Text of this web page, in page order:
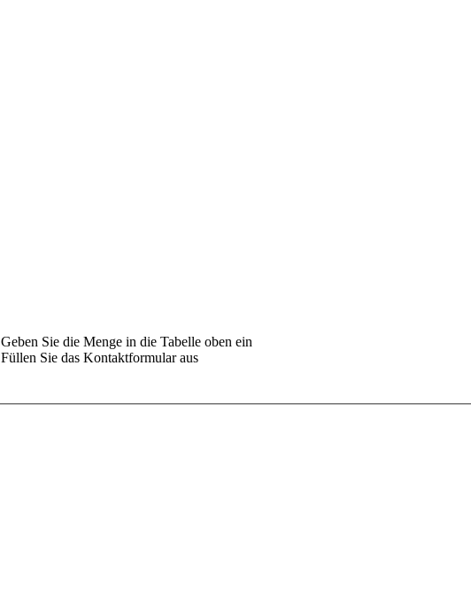
Geben Sie die Menge in die Tabelle oben ein
Füllen Sie das Kontaktformular aus